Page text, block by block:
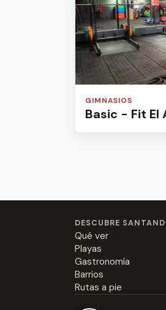
GIMNASIOS
Basic - Fit El
DESCUBRE
Qué ver
Playas
Gastronomía
Barrios
Rutas a pie